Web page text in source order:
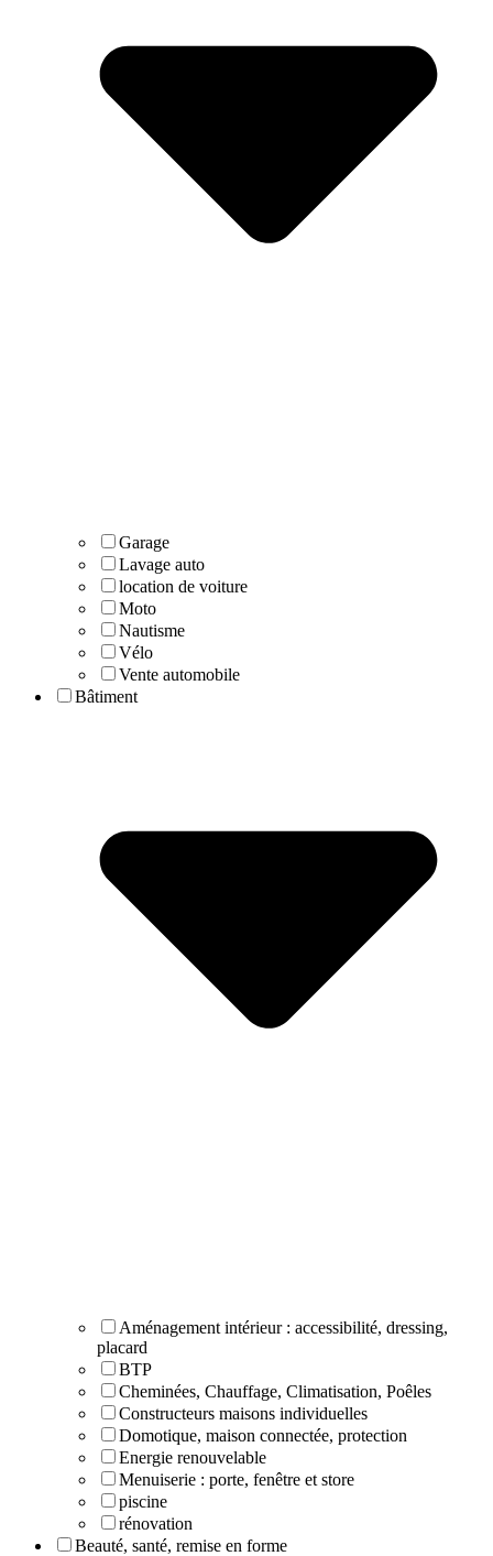
Garage
Lavage auto
location de voiture
Moto
Nautisme
Vélo
Vente automobile
Bâtiment
Aménagement intérieur : accessibilité, dressing,
placard
BTP
Cheminées, Chauffage, Climatisation, Poêles
Constructeurs maisons individuelles
Domotique, maison connectée, protection
Energie renouvelable
Menuiserie : porte, fenêtre et store
piscine
rénovation
Beauté, santé, remise en forme